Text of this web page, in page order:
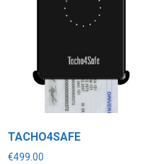
TACHO4SAFE
€499.00